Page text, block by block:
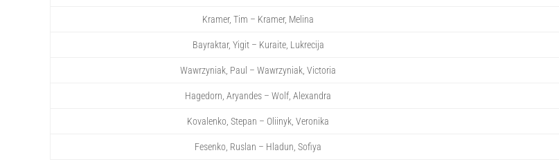
Kramer, Tim – Kramer, Melina
Bayraktar, Yigit – Kuraite, Lukrecija
Wawrzyniak, Paul – Wawrzyniak, Victoria
Hagedorn, Aryandes – Wolf, Alexandra
Kovalenko, Stepan – Oliinyk, Veronika
Fesenko, Ruslan – Hladun, Sofiya